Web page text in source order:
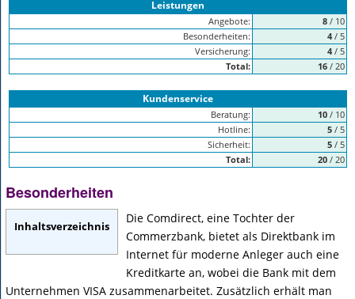
Leistungen
Angebote: 8 / 10
Besonderheiten:
4 / 5
Versicherung:
4 / 5
Total:
16 / 20
Kundenservice
Beratung: 10 / 10
Hotline:
5 / 5
Sicherheit:
5 / 5
Total:
20 / 20
Besonderheiten
Inhaltsverzeichnis
Die Comdirect, eine Tochter der
Commerzbank, bietet als Direktbank im
Internet für moderne Anleger auch eine
Kreditkarte an, wobei die Bank mit dem
Unternehmen VISA zusammenarbeitet. Zusätzlich erhält man